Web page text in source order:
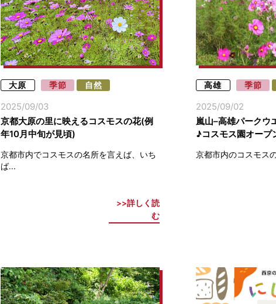
大原 季節 自然
2025/09/03
京都大原の里に映えるコスモスの花(例
年10月中旬が見頃)
京都市内でコスモスの名所を言えば、いち
ば...
詳しく読
む
高雄 季節
2025/09/02
嵐山–高雄パークウ
♪コスモス園オー
京都市内のコスモス